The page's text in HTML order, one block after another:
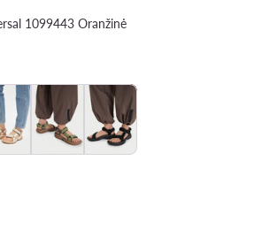
1099443 Oranžinė
€